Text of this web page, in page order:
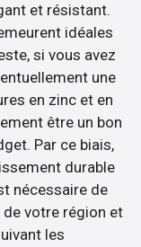
et résistant.
idéales
si vous avez
une
en zinc et en
être un bon
Par ce biais,
durable
nécessaire de
votre région et
les